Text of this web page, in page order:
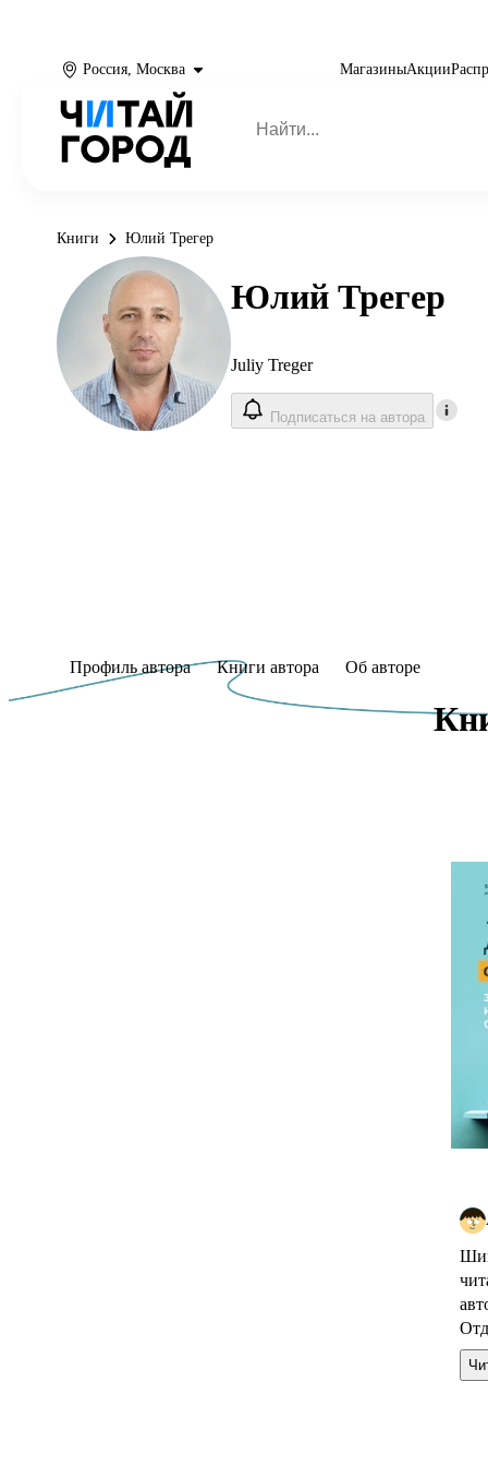
Россия, Москва МагазиныАкции
Книги Юлий Трегер
Юлий Трегер
Juliy Treger
Подписаться на автора
Профиль автора Книги автора Об авторе